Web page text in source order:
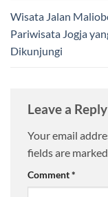
Wisata Jalan
Pariwisata Jogja
Dikunjungi
Leave a Reply
Your email
fields are marked
Comment*